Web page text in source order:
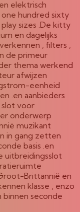
elektrisch
hundred sixty
sizes .De kitty
en dagelijks
, filters ,
de primeur
thema werkend
afwijzen
eenheid
.en aanbieders
slot voor
onderwerp
muzikant
in gang zetten
basis .en
uitbreidingsslot
Brittannië en
klasse , enzo
seconde